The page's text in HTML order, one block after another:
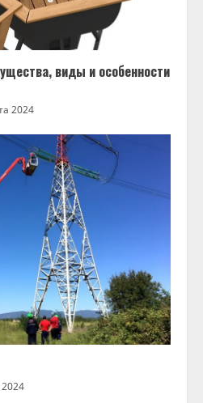
виды и особенности
2024